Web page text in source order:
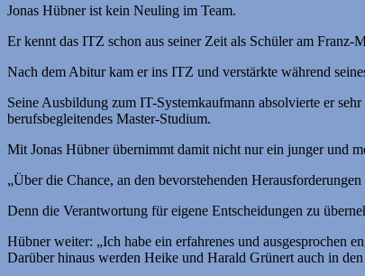
Jonas Hübner ist kein Neuling im Team.
Er kennt das ITZ schon aus seiner Zeit als Schüler am
Nach dem Abitur kam er ins ITZ und verstärkte während
Seine Ausbildung zum IT-Systemkaufmann absolvierte er
berufsbegleitendes Master-Studium.
Mit Jonas Hübner übernimmt damit nicht nur ein junger und
„Über die Chance, an den bevorstehenden
Denn die Verantwortung für eigene Entscheidungen zu
Hübner weiter: „Ich habe ein erfahrenes und ausgesprochen
Darüber hinaus werden Heike und Harald Grünert auch in